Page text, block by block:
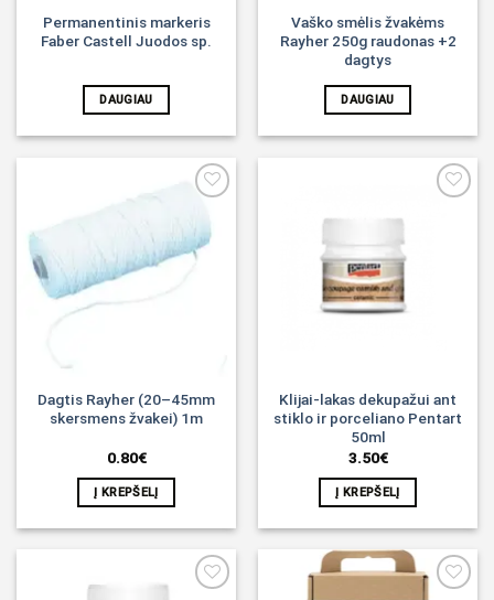
Permanentinis markeris
Faber Castell Juodos sp.
DAUGIAU
Vaško smėlis žvakėms
Rayher 250g raudonas +2
dagtys
DAUGIAU
Noriu!
Dagtis Rayher (20–45mm
skersmens žvakei) 1m
0.80€
Į KREPŠELĮ
Klijai-lakas dekupažui ant
stiklo ir porceliano Pentart
50ml
3.50€
Į KREPŠELĮ